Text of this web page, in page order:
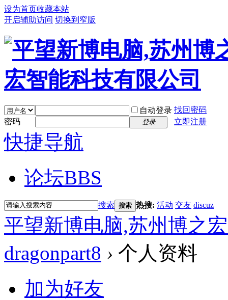
设为首页收藏本站
开启辅助访问 切换到窄版
自动登录 找回密码
密码
登录 立即注册
快捷导航
论坛BBS
搜索 搜索 热搜: 活动 交友 discuz
平望新博电脑,苏州博之
dragonpart8 › 个人资料
加为好友